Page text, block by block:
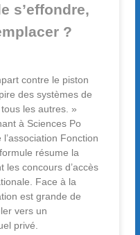
s’effondre,
?
contre le piston
des systèmes de
les autres. »
à Sciences Po
Fonction
résume la
les concours d’accès
Face à la
est grande de
vers un
privé.